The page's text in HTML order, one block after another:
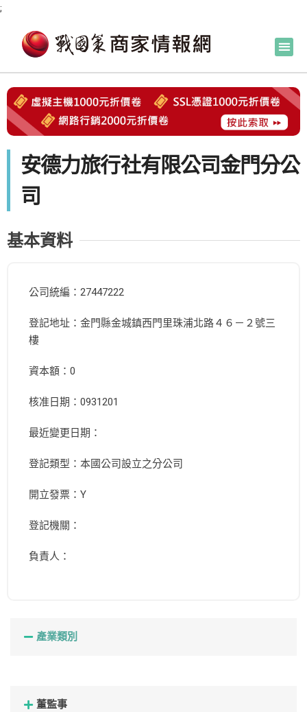
;
安德力旅行社有限公司金門分公
司
基本資料
公司統編：27447222
登記地址：金門縣金城鎮西門里珠浦北路４６－２號三
樓
資本額：0
核准日期：0931201
最近變更日期：
登記類型：本國公司設立之分公司
開立發票：Y
登記機關：
負責人：
產業類別
董監事